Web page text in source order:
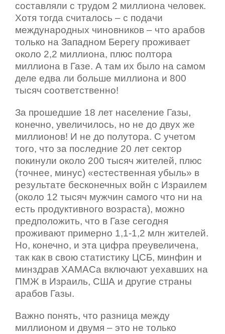
составляли с трудом 2 миллиона человек.
Хотя тогда считалось – с подачи
международных чиновников – что арабов
только на Западном Берегу проживает
около 2,2 миллиона, плюс полтора
миллиона в Газе. А там их было на самом
деле едва ли больше миллиона и 800
тысяч соответственно!
За прошедшие 18 лет население Газы,
конечно, увеличилось, но не до двух же
миллионов! И не до полутора. С учетом
того, что за последние 20 лет сектор
покинули около 200 тысяч жителей, плюс
(точнее, минус) «естественная убыль» в
результате бесконечных войн с Израилем
(около 12 тысяч мужчин самого что ни на
есть продуктивного возраста), можно
предположить, что в Газе сегодня
проживают примерно 1,1-1,2 млн жителей.
Но, конечно, и эта цифра преувеличена,
так как в свою статистику ЦСБ, минфин и
минздрав ХАМАСа включают уехавших на
ПМЖ в Израиль, США и другие страны
арабов Газы.
Важно понять, что разница между
миллионом и двумя – это не только